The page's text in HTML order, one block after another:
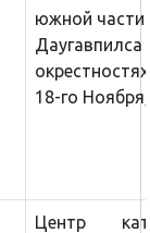
южной части
Даугавпилса
18-го Ноября,
Центр